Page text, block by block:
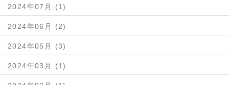
2024年07月 (1)
2024年06月 (2)
2024年05月 (3)
2024年03月 (1)